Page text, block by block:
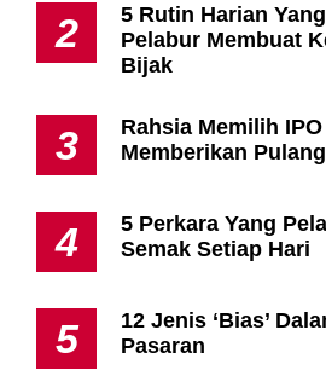
2
5 Rutin Harian
Pelabur Membuat
Bijak
3
Rahsia Memilih
Memberikan
4
5 Perkara Yang
Semak Setiap Hari
5
12 Jenis ‘Bias’
Pasaran